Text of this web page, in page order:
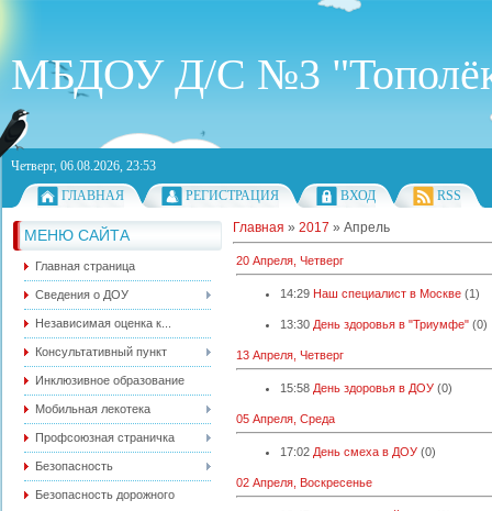
МБДОУ Д/С №3
Четверг, 06.08.2026, 23:53
ГЛАВНАЯ
РЕГИСТРАЦИЯ ВХОД RSS
МЕНЮ САЙТА
Главная страница
Сведения о ДОУ
Независимая оценка к...
Консультативный пункт
Инклюзивное образование
Мобильная лекотека
Профсоюзная страничка
Безопасность
Безопасность дорожного
Главная » 2017 » Апрель
20 Апреля, Четверг
14:29 Наш специалист в Москве (1)
13:30 День здоровья в "Триумфе" (0)
13 Апреля, Четверг
15:58 День здоровья в ДОУ (0)
05 Апреля, Среда
17:02 День смеха в ДОУ (0)
02 Апреля, Воскресенье